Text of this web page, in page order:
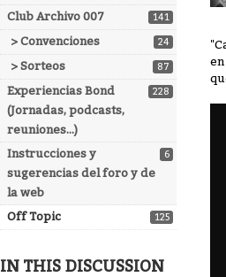
141
Club Archivo 007
24
> Convenciones
87
> Sorteos
228
Experiencias Bond
(Jornadas, podcasts,
reuniones...)
6
Instrucciones y
sugerencias del foro y de
la web
125
Off Topic
IN THIS DISCUSSION